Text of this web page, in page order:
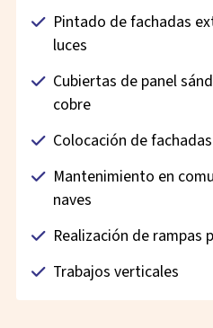
Pintado de fachadas
luces
Cubiertas de panel
cobre
Colocación de
Mantenimiento en
naves
Realización de rampas
Trabajos verticales